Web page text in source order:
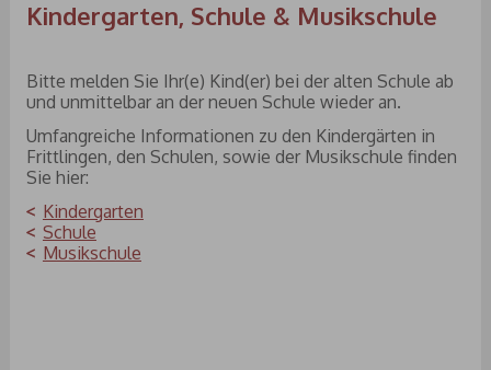
Kindergarten, Schule & Musikschule
Bitte melden Sie Ihr(e) Kind(er) bei der alten Schule ab
und unmittelbar an der neuen Schule wieder an.
Umfangreiche Informationen zu den Kindergärten in
Frittlingen, den Schulen, sowie der Musikschule finden
Sie hier:
Kindergarten
Schule
Musikschule